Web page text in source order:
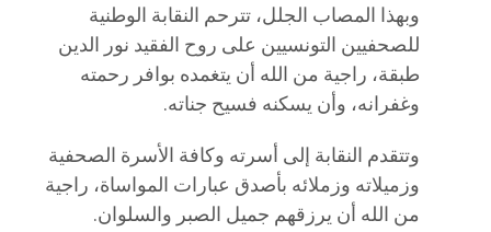
وبهذا المصاب الجلل، تترحم النقابة الوطنية
للصحفيين التونسيين على روح الفقيد نور الدين
طبقة، راجية من الله أن يتغمده بوافر رحمته
وغفرانه، وأن يسكنه فسيح جناته.
وتتقدم النقابة إلى أسرته وكافة الأسرة الصحفية
وزميلاته وزملائه بأصدق عبارات المواساة، راجية
من الله أن يرزقهم جميل الصبر والسلوان.